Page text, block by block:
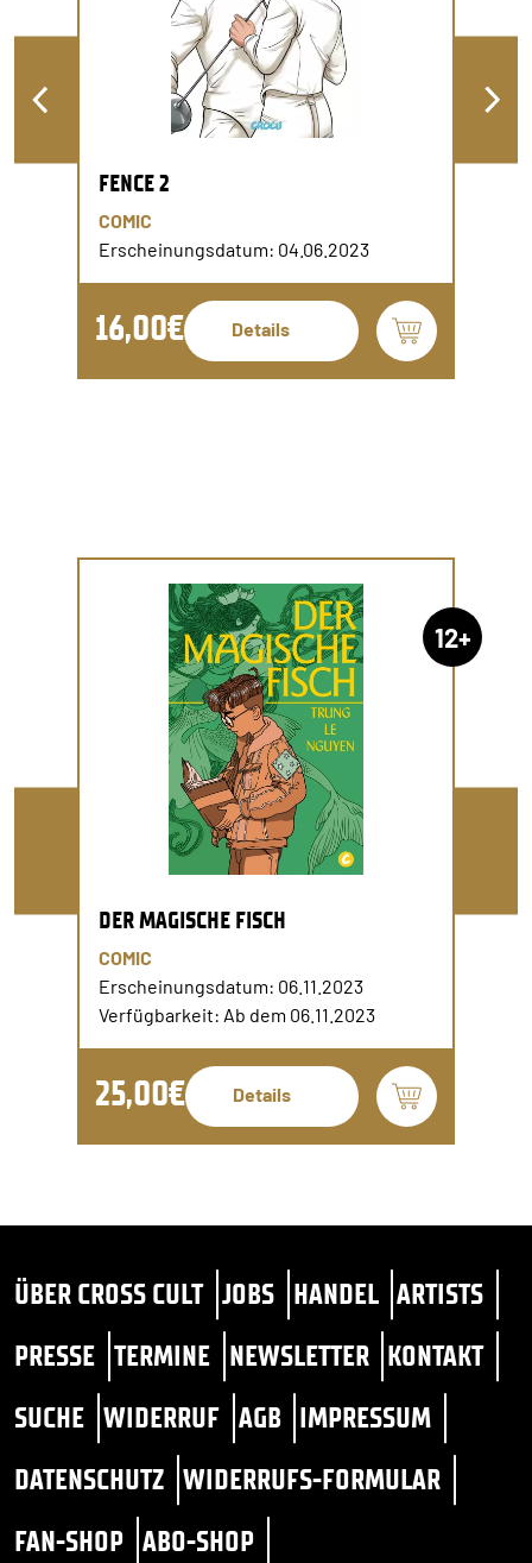
FENCE 2
COMIC
Erscheinungsdatum: 04.06.2023
16,00€ Details
12+
DER MAGISCHE FISCH
COMIC
Erscheinungsdatum: 06.11.2023
Verfügbarkeit: Ab dem 06.11.2023
25,00€ Details
ÜBER CROSS CULT JOBS HANDEL ARTISTS
PRESSE TERMINE NEWSLETTER KONTAKT
SUCHE WIDERRUF AGB IMPRESSUM
DATENSCHUTZ WIDERRUFS-FORMULAR
FAN-SHOP ABO-SHOP